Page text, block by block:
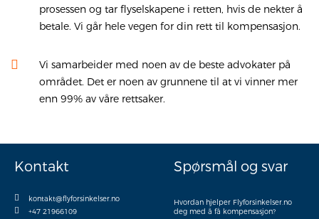
prosessen og tar flyselskapene i retten, hvis de nekter å
betale. Vi går hele vegen for din rett til kompensasjon.
Vi samarbeider med noen av de beste advokater på
området. Det er noen av grunnene til at vi vinner mer
enn 99% av våre rettsaker.
Kontakt Spørsmål og svar
kontakt@flyforsinkelser.no
+47 21966109
Hvordan hjelper Flyforsinkelser.no
deg med å få kompensasjon?